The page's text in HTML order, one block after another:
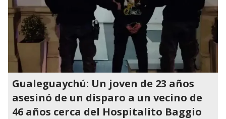
Gualeguaychú: Un joven de 23 años
asesinó de un disparo a un vecino de
46 años cerca del Hospitalito Baggio